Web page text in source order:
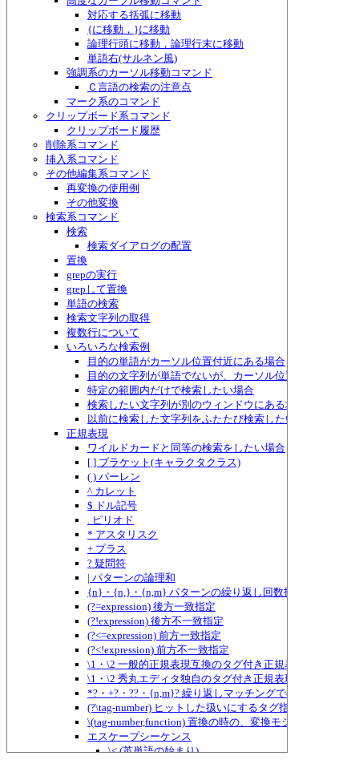
対応する括弧に移動
{に移動，}に移動
論理行頭に移動，論理行末に移動
単語右(サルネン風)
強調系のカーソル移動コマンド
Ｃ言語の検索の注意点
マーク系のコマンド
クリップボード系コマンド
クリップボード履歴
削除系コマンド
挿入系コマンド
その他編集系コマンド
再変換の使用例
その他変換
検索系コマンド
検索
検索ダイアログの配置
置換
grepの実行
grepして置換
単語の検索
検索文字列の取得
複数行について
いろいろな検索例
目的の単語がカーソル位置付近にある場合
目的の文字列が単語でないが、カーソル位置付近にある
特定の範囲内だけで検索したい場合
検索したい文字列が別のウィンドウにある場合
以前に検索した文字列をふたたび検索したい場合
正規表現
ワイルドカードと同等の検索をしたい場合
[ ] ブラケット(キャラクタクラス)
( ) パーレン
^ カレット
$ ドル記号
. ピリオド
* アスタリスク
+ プラス
? 疑問符
| パターンの論理和
{n}・{n,}・{n,m} パターンの繰り返し回数指定
(?=expression) 後方一致指定
(?!expression) 後方不一致指定
(?<=expression) 前方一致指定
(?<!expression) 前方不一致指定
\1・\2 一般的正規表現互換のタグ付き正規表現
\1・\2 秀丸エディタ独自のタグ付き正規表現
*?・+?・??・{n,m}? 繰り返しマッチングでのものぐさ指定
(?\tag-number) ヒットした扱いにするタグ指定
\(tag-number,function) 置換の時の、変換モジュールによる
エスケープシーケンス
\< (英単語の始まり)